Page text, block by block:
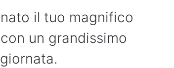
il tuo magnifico
un grandissimo